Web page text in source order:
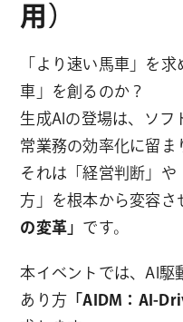
用）
「より速い馬車」を
車」を創るのか？
生成AIの登場は、ソフ
常業務の効率化に留ま
それは「経営判断」や
方」を根本から変容さ
の変革」 です。
本イベントでは、AI駆
あり方 「AIDM：AI-